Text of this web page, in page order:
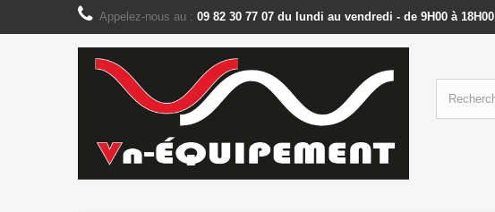
Panneau de gestion des cookies
Appelez-nous au : 09 82 30 77 07 du lundi au vendredi - de 9H00 à 18H00